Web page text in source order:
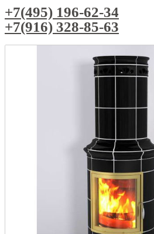
+7(495) 196-62-34
+7(916) 328-85-63